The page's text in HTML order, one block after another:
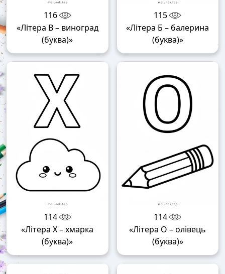
116
«Літера В – виноград
(буква)»
115
«Літера Б – балерина
(буква)»
114
«Літера Х – хмарка
(буква)»
114
«Літера О – олівець
(буква)»